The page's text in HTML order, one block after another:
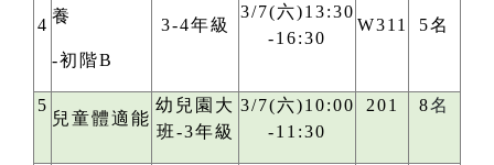
4 養
-初階B
3-4年級
3/7(六)13:30
-16:30
W311 5名
5
兒童體適能
幼兒園大
班-3年級
3/7(六)10:00
-11:30
201 8名